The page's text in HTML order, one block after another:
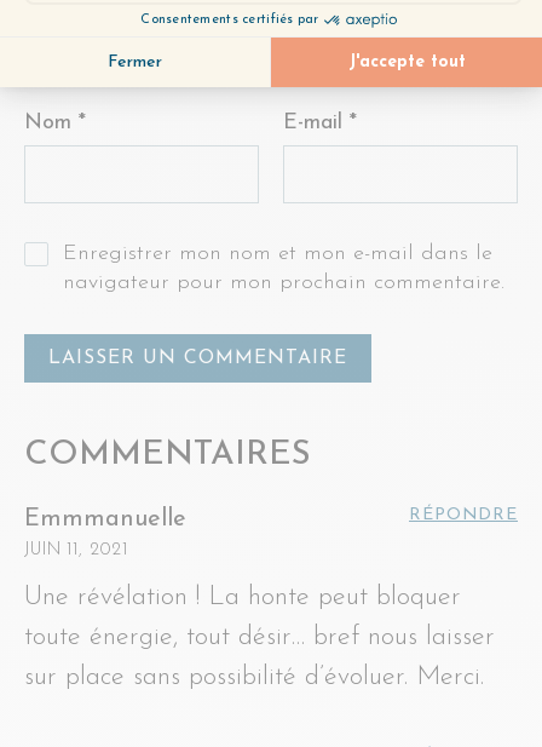
Nom * E-mail *
Enregistrer mon nom et mon e-mail dans le
navigateur pour mon prochain commentaire.
COMMENTAIRES
Emmmanuelle
JUIN 11, 2021
RÉPONDRE
Une révélation ! La honte peut bloquer
toute énergie, tout désir… bref nous laisser
sur place sans possibilité d’évoluer. Merci.